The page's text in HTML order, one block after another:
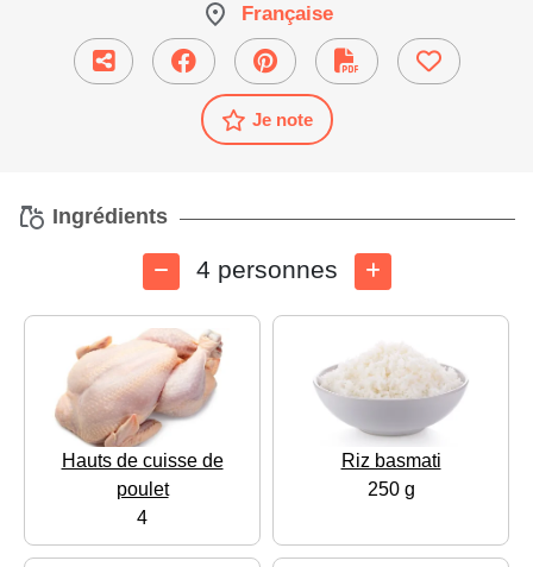
Française
Je note
Ingrédients
4 personnes
Hauts de cuisse de
poulet
4
Riz basmati
250 g